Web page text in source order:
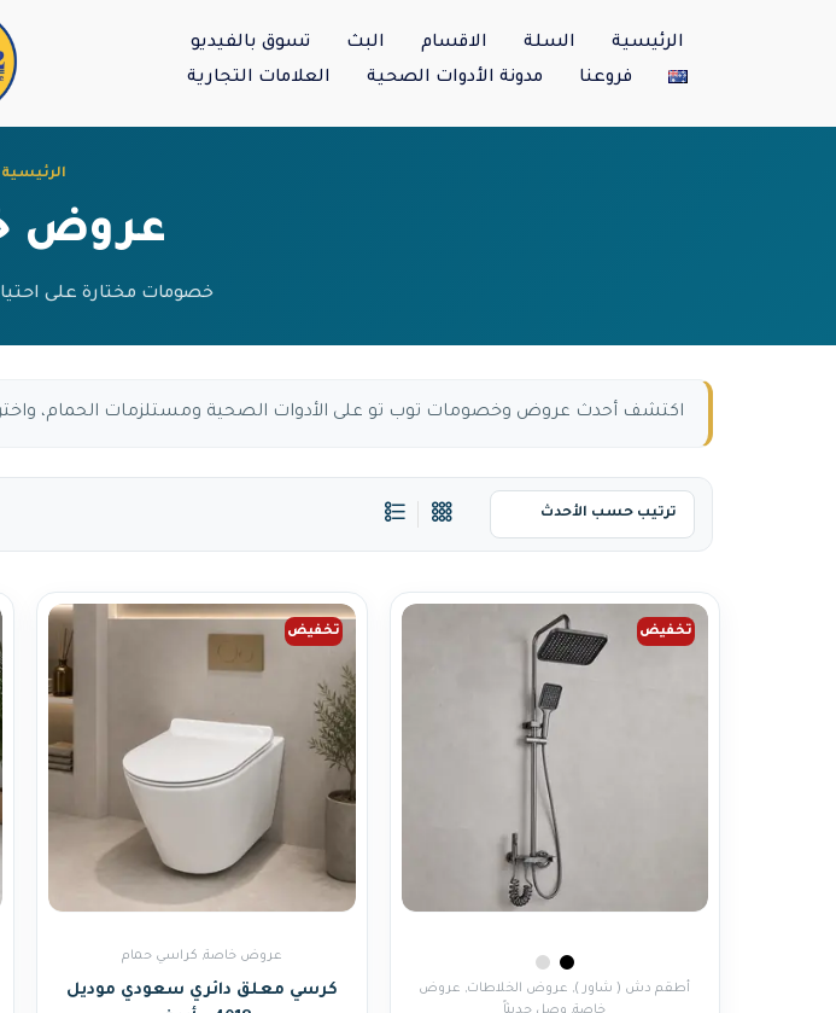
الرئيسية السلة الاقسام البث
تسوق بالفيديو
فروعنا
مدونة الأدوات الصحية العلامات التجارية
الرئيسية
عروض
اكتشف أحدث عروض وخصومات توب تو على الأدوات الصحية ومستلزمات الحمام، واختر
تخفيض
أطقم دش ( شاور ), عروض الخلاطات, عروض
تخفيض
عروض خاصة, كراسي حمام
كرسي معلق دائري سعودي موديل